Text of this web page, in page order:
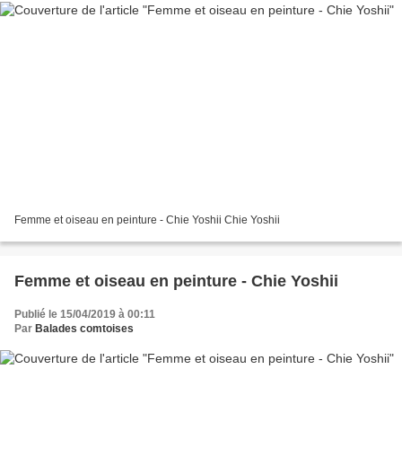
Femme et oiseau en peinture - Chie Yoshii Chie Yoshii
Femme et oiseau en peinture - Chie Yoshii
Publié le 15/04/2019 à 00:11
Par Balades comtoises